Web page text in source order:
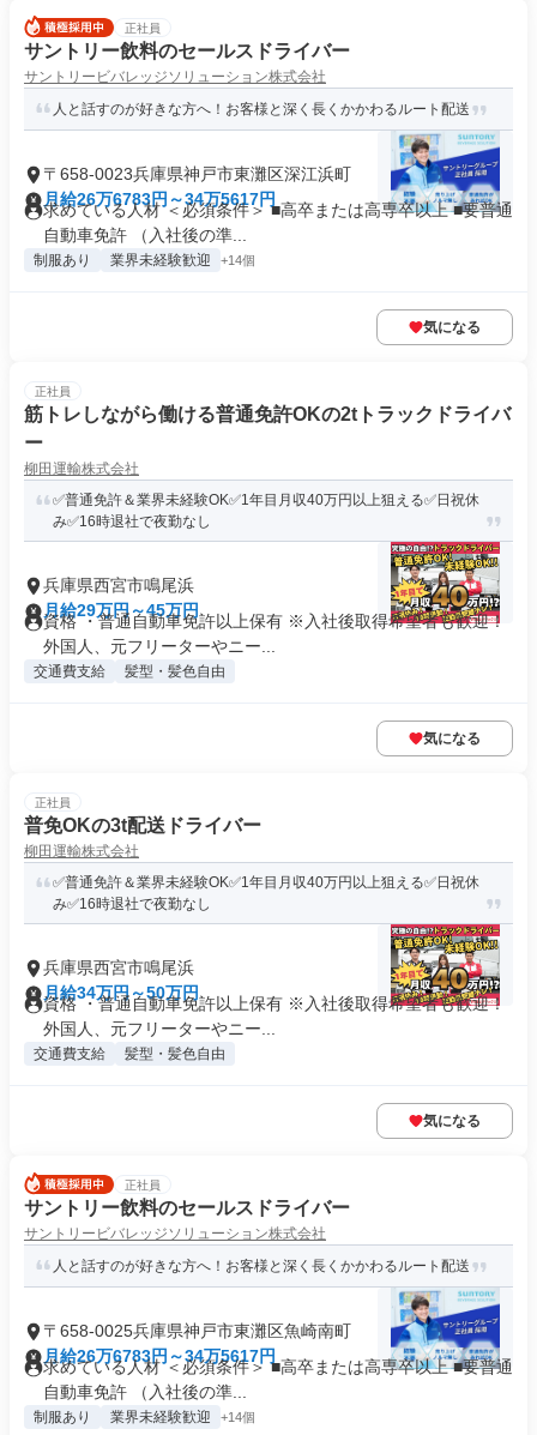
正社員
サントリー飲料のセールスドライバー
サントリービバレッジソリューション株式会社
人と話すのが好きな方へ！お客様と深く長くかかわるルート配送
〒658-0023兵庫県神戸市東灘区深江浜町
月給26万6783円～34万5617円
求めている人材 ＜必須条件＞ ■高卒または高専卒以上 ■要普通
自動車免許 （入社後の準...
制服あり 業界未経験歓迎 +14個
気になる
正社員
筋トレしながら働ける普通免許OKの2tトラックドライバ
ー
柳田運輸株式会社
✅普通免許＆業界未経験OK✅1年目月収40万円以上狙える✅日祝休
み✅16時退社で夜勤なし
兵庫県西宮市鳴尾浜
月給29万円～45万円
資格 ・普通自動車免許以上保有 ※入社後取得希望者も歓迎！
外国人、元フリーターやニー...
交通費支給 髪型・髪色自由
気になる
正社員
普免OKの3t配送ドライバー
柳田運輸株式会社
✅普通免許＆業界未経験OK✅1年目月収40万円以上狙える✅日祝休
み✅16時退社で夜勤なし
兵庫県西宮市鳴尾浜
月給34万円～50万円
資格 ・普通自動車免許以上保有 ※入社後取得希望者も歓迎！
外国人、元フリーターやニー...
交通費支給 髪型・髪色自由
気になる
正社員
サントリー飲料のセールスドライバー
サントリービバレッジソリューション株式会社
人と話すのが好きな方へ！お客様と深く長くかかわるルート配送
〒658-0025兵庫県神戸市東灘区魚崎南町
月給26万6783円～34万5617円
求めている人材 ＜必須条件＞ ■高卒または高専卒以上 ■要普通
自動車免許 （入社後の準...
制服あり 業界未経験歓迎 +14個